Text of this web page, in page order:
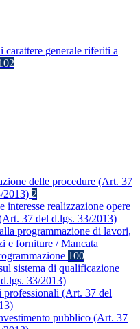
carattere generale riferiti a
delle procedure (Art. 37
2013) 2
interesse realizzazione opere
37 del d.lgs. 33/2013)
programmazione di lavori,
e forniture / Mancata
100
sistema di qualificazione
33/2013)
(Art. 37 del
pubblico (Art. 37